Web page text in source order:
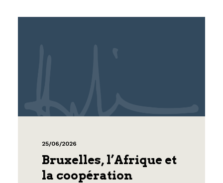
25/06/2026
Bruxelles, l’Afrique et
la coopération